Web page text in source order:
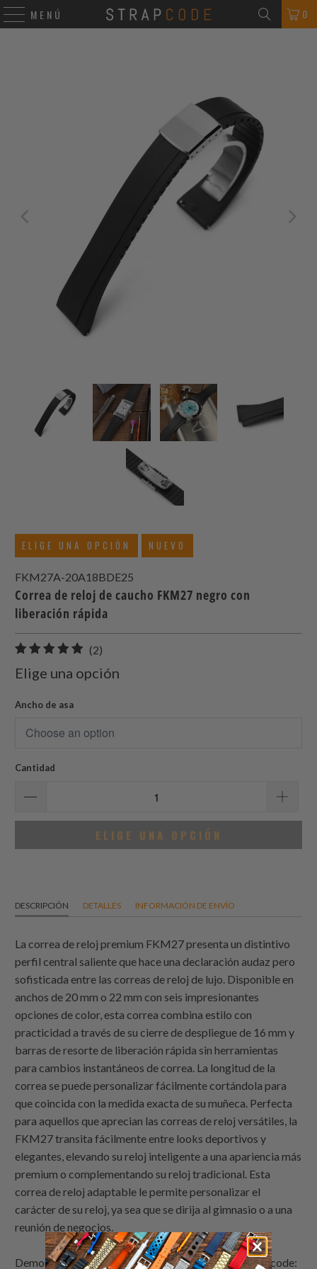
MENÚ 0
ELIGE UNA OPCIÓN NUEVO
FKM27A-20A18BDE25
Correa de reloj de caucho FKM27 negro con
liberación rápida
(2)
total
Elige una opción
Ancho de asa
Cantidad
ELIGE UNA OPCIÓN
DESCRIPCIÓN DETALLES INFORMACIÓN DE ENVÍO
La correa de reloj premium FKM27 presenta un distintivo
perfil central saliente que hace una declaración audaz pero
sofisticada entre las correas de reloj de lujo. Disponible en
anchos de 20 mm o 22 mm con seis impresionantes
opciones de color, esta correa combina estilo con
practicidad a través de su cierre de despliegue de 16 mm y
barras de resorte de liberación rápida sin herramientas
para cambios instantáneos de correa. La longitud de la
correa se puede personalizar fácilmente cortándola para
que coincida con la medida exacta de su muñeca. Perfecta
para aquellos que aprecian las correas de reloj versátiles, la
FKM27 transita fácilmente entre looks deportivos y
elegantes, elevando su reloj inteligente a una apariencia más
premium o complementando su reloj tradicional. Esta
correa de reloj adaptable le permite personalizar el
carácter de su reloj, ya sea que se dirija al gimnasio o a una
reunión de negocios.
Demostración de relojes de bandas de reloj porStrapcode: